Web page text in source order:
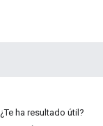
¿Te ha resultado útil?